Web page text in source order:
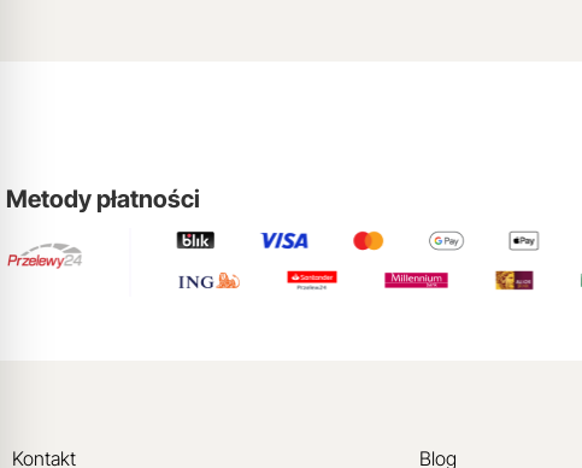
Metody płatności
Kontakt Blog